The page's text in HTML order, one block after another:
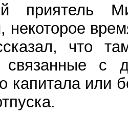
приятель
некоторое
что
связанные с
капитала или